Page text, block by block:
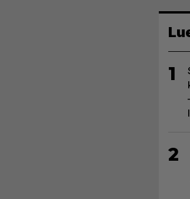
1
2